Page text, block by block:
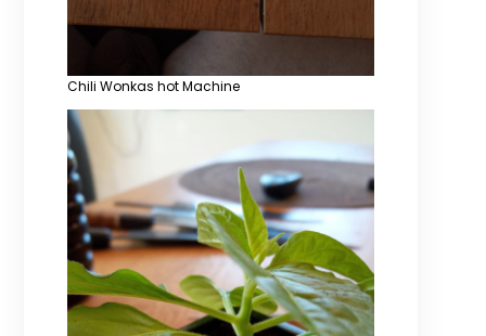
Chili Wonkas hot Machine